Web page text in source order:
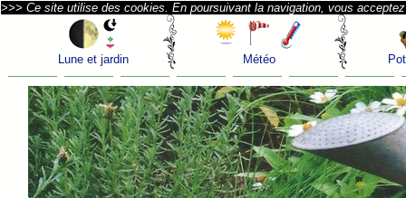
>>> Ce site utilise des cookies. En poursuivant la navigation, vous
Lune et jardin Météo